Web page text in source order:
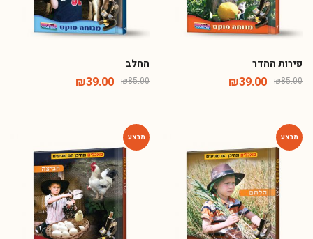
פירות ההדר
₪85.00
₪39.00
החלב
₪85.00
₪39.00